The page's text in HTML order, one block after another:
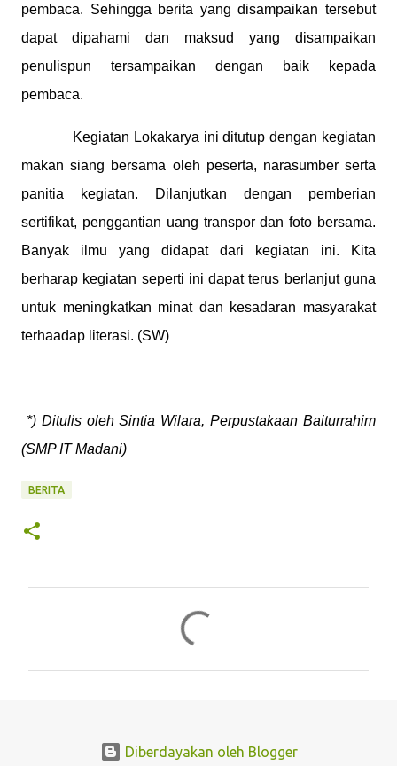
pembaca. Sehingga berita yang disampaikan tersebut
dapat dipahami dan maksud yang disampaikan
penulispun tersampaikan dengan baik kepada
pembaca.
Kegiatan Lokakarya ini ditutup dengan kegiatan
makan siang bersama oleh peserta, narasumber serta
panitia kegiatan. Dilanjutkan dengan pemberian
sertifikat, penggantian uang transpor dan foto bersama.
Banyak ilmu yang didapat dari kegiatan ini. Kita
berharap kegiatan seperti ini dapat terus berlanjut guna
untuk meningkatkan minat dan kesadaran masyarakat
terhaadap literasi. (SW)
*) Ditulis oleh Sintia Wilara, Perpustakaan Baiturrahim
(SMP IT Madani)
BERITA
Diberdayakan oleh Blogger